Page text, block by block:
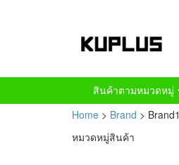
สินค้าตามหมวดหมู่
Home > Brand > Brand1
หมวดหมู่สินค้า